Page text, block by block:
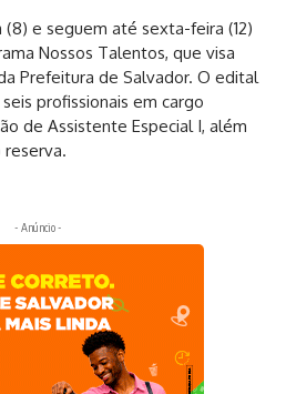
e seguem até sexta-feira (12)
Nossos Talentos, que visa
Prefeitura de Salvador. O edital
profissionais em cargo
de Assistente Especial I, além
- Anúncio -